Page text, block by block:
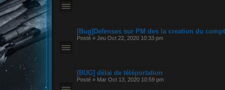
[Bug]Defenses sur PM des la creation du
Posté » Jeu Oct 22, 2020 10:33 pm
[BUG] délai de téléportation
Posté » Mar Oct 13, 2020 10:59 pm